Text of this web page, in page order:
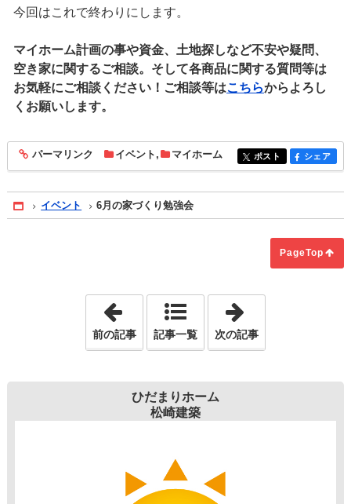
今回はこれで終わりにします。
マイホーム計画の事や資金、土地探しなど不安や疑問、
空き家に関するご相談。そして各商品に関する質問等は
お気軽にご相談ください！ご相談等はこちらからよろし
くお願いします。
entry1880
パーマリンク イベント , マイホーム entry1880
ポスト entry1880
シェア
Home
イベント 6月の家づくり勉強会
PageTop
「リバースモーゲージとリバースバック
前の記事 記事一覧 次の記事
ひだまりホーム
松崎建築